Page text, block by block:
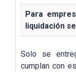
Para
liquidación
Solo se
cumplan con